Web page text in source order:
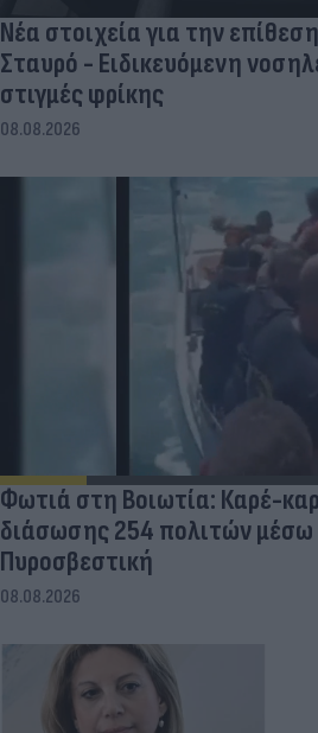
Νέα στοιχεία για την
Σταυρό - Ειδικευόμενη
στιγμές φρίκης
08.08.2026
Φωτιά στη Βοιωτία: Καρέ-
διάσωσης 254 πολιτών
Πυροσβεστική
08.08.2026